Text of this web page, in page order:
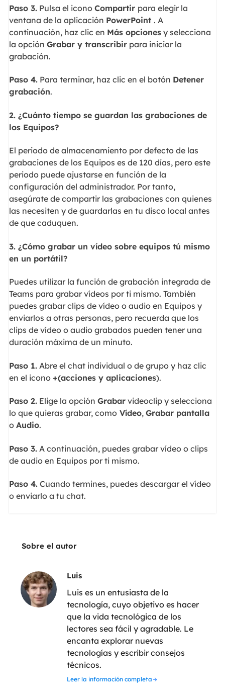
Paso 3.Pulsa el icono Compartir para elegir la
ventana de la aplicación PowerPoint . A
continuación, haz clic en Más opcionesy selecciona
la opción Grabar y transcribirpara iniciar la
grabación.
Paso 4.Para terminar, haz clic en el botón Detener
grabación.
2. ¿Cuánto tiempo se guardan las grabaciones de
los Equipos?
El periodo de almacenamiento por defecto de las
grabaciones de los Equipos es de 120 días, pero este
periodo puede ajustarse en función de la
configuración del administrador. Por tanto,
asegúrate de compartir las grabaciones con quienes
las necesiten y de guardarlas en tu disco local antes
de que caduquen.
3. ¿Cómo grabar un vídeo sobre equipos tú mismo
en un portátil?
Puedes utilizar la función de grabación integrada de
Teams para grabar vídeos por ti mismo. También
puedes grabar clips de vídeo o audio en Equipos y
enviarlos a otras personas, pero recuerda que los
clips de vídeo o audio grabados pueden tener una
duración máxima de un minuto.
Paso 1.Abre el chat individual o de grupo y haz clic
en el icono +(acciones y aplicaciones).
Paso 2.Elige la opción Grabarvideoclip y selecciona
lo que quieras grabar, comoVídeo, Grabar pantalla
o Audio.
Paso 3.A continuación, puedes grabar vídeo o clips
de audio en Equipos por ti mismo.
Paso 4.Cuando termines, puedes descargar el vídeo
o enviarlo a tu chat.
Sobre el autor
Luis
Luis es un entusiasta de la
tecnología, cuyo objetivo es hacer
que la vida tecnológica de los
lectores sea fácil y agradable. Le
encanta explorar nuevas
tecnologías y escribir consejos
técnicos.
Leer la información completa